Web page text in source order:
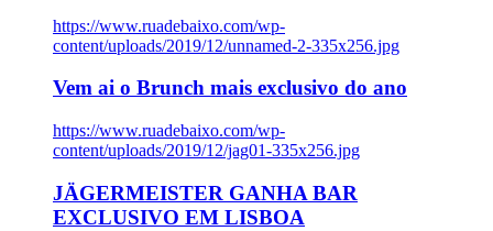
https://www.ruadebaixo.com/wp-
content/uploads/2019/12/unnamed-2-335x256.jpg
Vem ai o Brunch mais exclusivo do ano
https://www.ruadebaixo.com/wp-
content/uploads/2019/12/jag01-335x256.jpg
JÄGERMEISTER GANHA BAR
EXCLUSIVO EM LISBOA